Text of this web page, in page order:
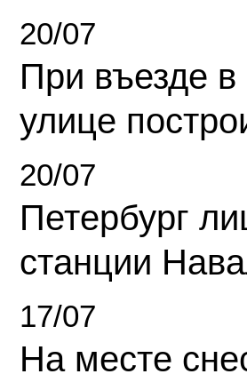
20/07
При въезде
улице
20/07
Петербург
станции
17/07
На месте